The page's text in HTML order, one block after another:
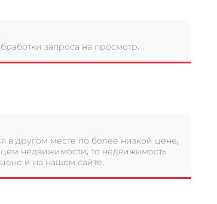
запроса на просмотр.
в другом месте по более низкой цене,
недвижимости, то недвижимость
и на нашем сайте.